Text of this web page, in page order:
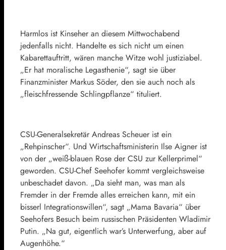
Harmlos ist Kinseher an diesem Mittwochabend
jedenfalls nicht. Handelte es sich nicht um einen
Kabarettauftritt, wären manche Witze wohl justiziabel.
„Er hat moralische Legasthenie“, sagt sie über
Finanzminister Markus Söder, den sie auch noch als
„fleischfressende Schlingpflanze“ tituliert.
CSU-Generalsekretär Andreas Scheuer ist ein
„Rehpinscher“. Und Wirtschaftsministerin Ilse Aigner ist
von der „weiß-blauen Rose der CSU zur Kellerprimel“
geworden. CSU-Chef Seehofer kommt vergleichsweise
unbeschadet davon. „Da sieht man, was man als
Fremder in der Fremde alles erreichen kann, mit ein
bisserl Integrationswillen“, sagt „Mama Bavaria“ über
Seehofers Besuch beim russischen Präsidenten Wladimir
Putin. „Na gut, eigentlich war’s Unterwerfung, aber auf
Augenhöhe.“